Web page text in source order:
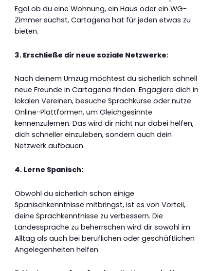
Egal ob du eine Wohnung, ein Haus oder ein WG-
Zimmer suchst, Cartagena hat für jeden etwas zu
bieten.
3. Erschließe dir neue soziale Netzwerke:
Nach deinem Umzug möchtest du sicherlich schnell
neue Freunde in Cartagena finden. Engagiere dich in
lokalen Vereinen, besuche Sprachkurse oder nutze
Online-Plattformen, um Gleichgesinnte
kennenzulernen. Das wird dir nicht nur dabei helfen,
dich schneller einzuleben, sondern auch dein
Netzwerk aufbauen.
4. Lerne Spanisch:
Obwohl du sicherlich schon einige
Spanischkenntnisse mitbringst, ist es von Vorteil,
deine Sprachkenntnisse zu verbessern. Die
Landessprache zu beherrschen wird dir sowohl im
Alltag als auch bei beruflichen oder geschäftlichen
Angelegenheiten helfen.